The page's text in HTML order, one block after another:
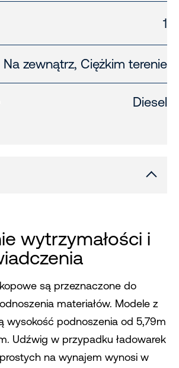
1
Na zewnątrz, Ciężkim terenie
Diesel
wytrzymałości i
są przeznaczone do
materiałów. Modele z
wysokość podnoszenia od 5,79m
Udźwig w przypadku ładowarek
na wynajem wynosi w